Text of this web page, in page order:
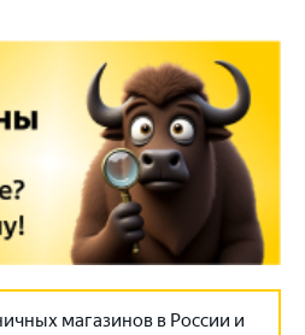
магазинов в России и